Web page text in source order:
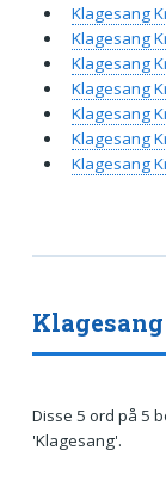
Disse 5 ord på 5
'Klagesang'.
Klagesang
Klagesang
Klagesang
Klagesang
Klagesang
Klagesang
Klagesang